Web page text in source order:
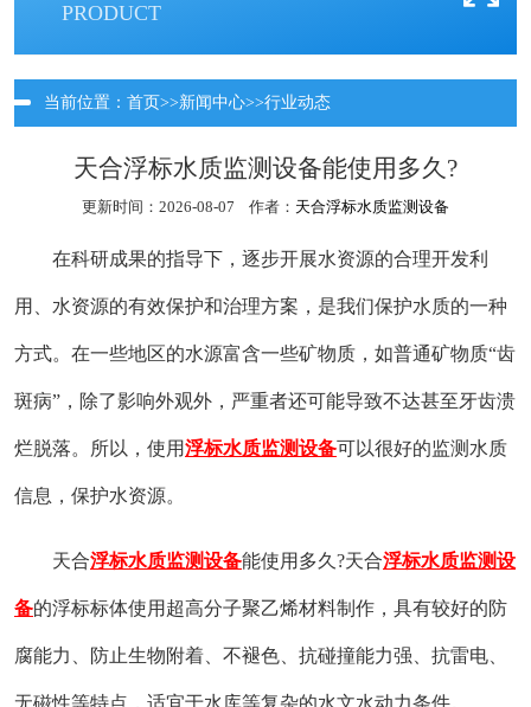
PRODUCT
当前位置： 首页>>新闻中心>>行业动态
天合浮标水质监测设备能使用多久?
更新时间：2026-08-07 作者： 天合浮标水质监测设备
在科研成果的指导下，逐步开展水资源的合理开发利
用、水资源的有效保护和治理方案，是我们保护水质的一种
方式。在一些地区的水源富含一些矿物质，如普通矿物质“齿
斑病”，除了影响外观外，严重者还可能导致不达甚至牙齿溃
烂脱落。所以，使用浮标水质监测设备可以很好的监测水质
信息，保护水资源。
天合浮标水质监测设备能使用多久?天合浮标水质监测设
备的浮标标体使用超高分子聚乙烯材料制作，具有较好的防
腐能力、防止生物附着、不褪色、抗碰撞能力强、抗雷电、